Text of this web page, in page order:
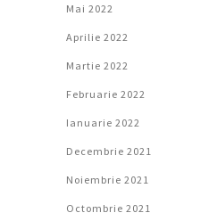
Mai 2022
Aprilie 2022
Martie 2022
Februarie 2022
Ianuarie 2022
Decembrie 2021
Noiembrie 2021
Octombrie 2021